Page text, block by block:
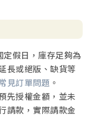
4）
二十一5-38）
假日，庫存足夠為
長或絕版、缺貨等
見訂單問題 。
先授權金額，並未
請款，實際請款金